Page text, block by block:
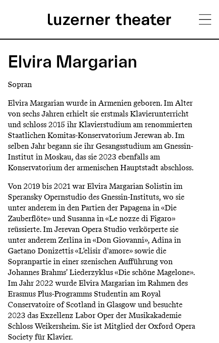
zum
Inhalt
H
u
p
t
m
e
n
ü
Elvira Margarian
Sopran
Elvira Margarian wurde in Armenien geboren. Im Alter
von sechs Jahren erhielt sie erstmals Klavierunterricht
und schloss 2015 ihr Klavierstudium am renommierten
Staatlichen Komitas-Konservatorium Jerewan ab. Im
selben Jahr begann sie ihr Gesangsstudium am Gnessin-
Institut in Moskau, das sie 2023 ebenfalls am
Konservatorium der armenischen Hauptstadt abschloss.
Von 2019 bis 2021 war Elvira Margarian Solistin im
Speransky Opernstudio des Gnessin-Instituts, wo sie
unter anderem in den Partien der Papagena in «Die
Zauberflöte» und Susanna in «Le nozze di Figaro»
reüssierte. Im Jerevan Opera Studio verkörperte sie
unter anderem Zerlina in «Don Giovanni», Adina in
Gaetano Donizettis «L'elisir d'amore» sowie die
Sopranpartie in einer szenischen Aufführung von
Johannes Brahms’ Liederzyklus «Die schöne Magelone».
Im Jahr 2022 wurde Elvira Margarian im Rahmen des
Erasmus Plus-Programms Studentin am Royal
Conservatoire of Scotland in Glasgow und besuchte
2023 das Exzellenz Labor Oper der Musikakademie
Schloss Weikersheim. Sie ist Mitglied der Oxford Opera
Society für Klavier.